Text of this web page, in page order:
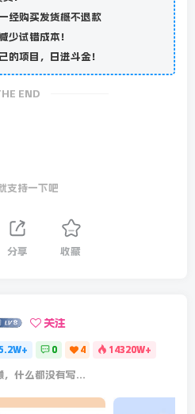
经购买发货概不退款
少试错成本！
的项目，日进斗金！
END
支持一下吧
分享 收藏
关注
0 4 14320W+
，什么都没有写...